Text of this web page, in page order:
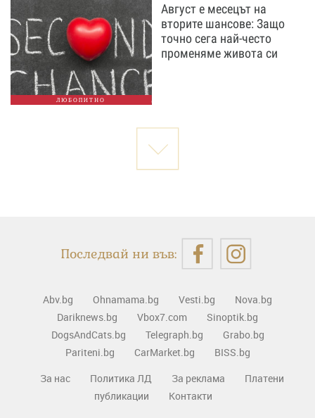
ЛЮБОПИТНО
Август е месецът на
вторите шансове: Защо
точно сега най-често
променяме живота си
Последвай ни във:
Abv.bg Ohnamama.bg Vesti.bg
Nova.bg
Dariknews.bg
Vbox7.com
Sinoptik.bg
DogsAndCats.bg
Telegraph.bg
Grabo.bg
Pariteni.bg
CarMarket.bg
BISS.bg
За нас
Политика ЛД За реклама
Платени
публикации
Контакти